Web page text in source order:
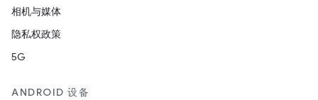
相机与媒体
隐私权政策
5G
ANDROID 设备